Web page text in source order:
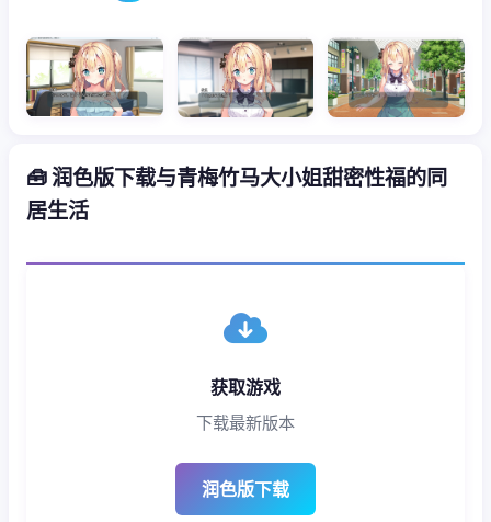
🧰 润色版下载与青梅竹马大小姐甜密性福的同
居生活
获取游戏
下载最新版本
润色版下载